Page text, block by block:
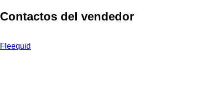
Contactos del vendedor
Fleequid